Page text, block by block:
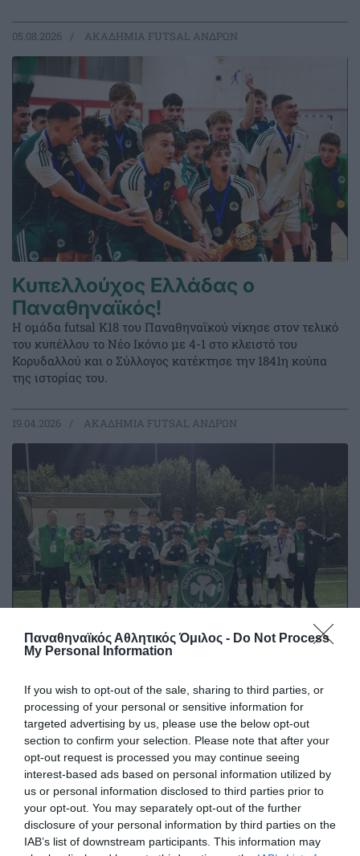
Παναθηναϊκός Αθλητικός Όμιλος - Do Not Process
My Personal Information
If you wish to opt-out of the sale, sharing to third parties, or
processing of your personal or sensitive information for
targeted advertising by us, please use the below opt-out
section to confirm your selection. Please note that after your
opt-out request is processed you may continue seeing
interest-based ads based on personal information utilized by
us or personal information disclosed to third parties prior to
your opt-out. You may separately opt-out of the further
disclosure of your personal information by third parties on the
IAB’s list of downstream participants. This information may
05.08.2026 ΑΚΑΔΗΜΙΑ FUTSAL ΑΝΔΡΩΝ
Κυπελλούχος Ελλάδας ο
Παναθηναϊκός!
Η ομάδα futsal K18 του Παναθηναϊκού νίκησε στον τελικό
του κυπέλλου το Νέο Ικόνιο με 4-1 στο κλειστό του
Κορυδαλλού και ο Σύλλογος κατέκτησε την 1841η κούπα
της ιστορίας του.
19.04.2026 ΑΚΑΔΗΜΙΑ FUTSAL ΑΝΔΡΩΝ
Η Κ18 ποδοσφαίρου σάλας του Παναθηναϊκού τσέκαρε το
εισιτήριο της για τον τελικό του Κυπέλλου Ελλάδας.
05.04.2026 ΑΚΑΔΗΜΙΑ FUTSAL ΑΝΔΡΩΝ